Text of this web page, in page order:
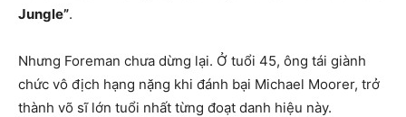
Jungle”.
Nhưng Foreman chưa dừng lại. Ở tuổi 45, ông tái giành
chức vô địch hạng nặng khi đánh bại Michael Moorer, trở
thành võ sĩ lớn tuổi nhất từng đoạt danh hiệu này.